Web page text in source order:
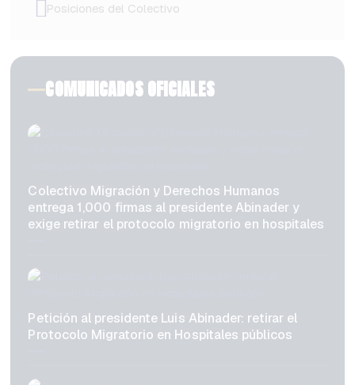
Posiciones del Colectivo
COMUNICADOS OFICIALES
Colectivo Migración y Derechos Humanos
entrega 1,000 firmas al presidente Abinader y
exige retirar el protocolo migratorio en hospitales
Petición al presidente Luis Abinader: retirar el
Protocolo Migratorio en Hospitales públicos